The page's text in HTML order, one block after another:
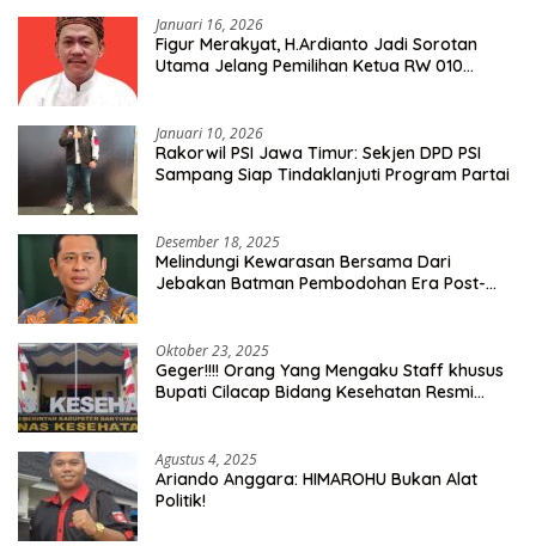
Januari 16, 2026
Figur Merakyat, H.Ardianto Jadi Sorotan
Utama Jelang Pemilihan Ketua RW 010
Januari 10, 2026
Rakorwil PSI Jawa Timur: Sekjen DPD PSI
Sampang Siap Tindaklanjuti Program Partai
Desember 18, 2025
Melindungi Kewarasan Bersama Dari
Jebakan Batman Pembodohan Era Post-
Oktober 23, 2025
Geger!!!! Orang Yang Mengaku Staff khusus
Bupati Cilacap Bidang Kesehatan Resmi
Agustus 4, 2025
Ariando Anggara: HIMAROHU Bukan Alat
Politik!